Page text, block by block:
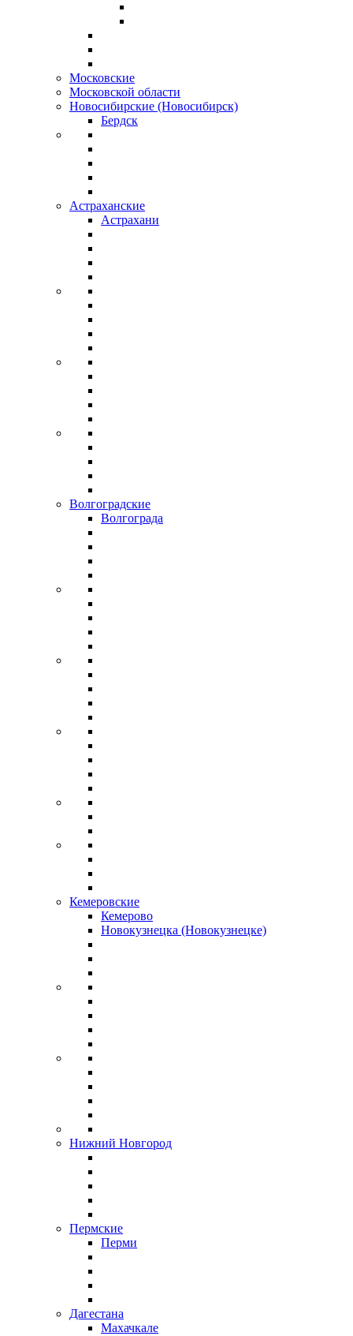
Московские
Московской области
Новосибирские (Новосибирск)
Бердск
Астраханские
Астрахани
Волгоградские
Волгограда
Кемеровские
Кемерово
Новокузнецка (Новокузнецке)
Нижний Новгород
Пермские
Перми
Дагестана
Махачкале